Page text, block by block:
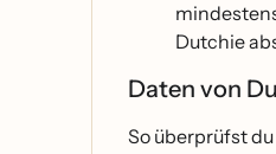
Dutchie
Daten von
So überprüfst